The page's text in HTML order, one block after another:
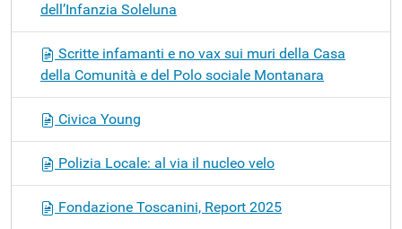
dell’Infanzia Soleluna
Scritte infamanti e no vax sui muri della Casa
della Comunità e del Polo sociale Montanara
Civica Young
Polizia Locale: al via il nucleo velo
Fondazione Toscanini, Report 2025